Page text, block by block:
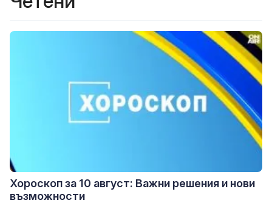
Хороскоп за 10 август: Важни решения и нови
възможности